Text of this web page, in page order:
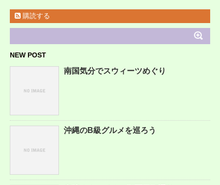
購読する
NEW POST
南国気分でスウィーツめぐり
沖縄のB級グルメを巡ろう